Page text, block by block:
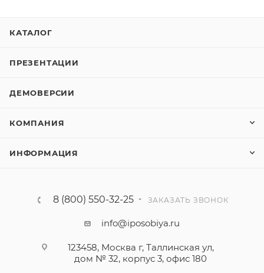
КАТАЛОГ
ПРЕЗЕНТАЦИИ
ДЕМОВЕРСИИ
КОМПАНИЯ
ИНФОРМАЦИЯ
8 (800) 550-32-25 ЗАКАЗАТЬ ЗВОНОК
info@iposobiya.ru
123458, Москва г, Таллинская ул,
дом № 32, корпус 3, офис 180